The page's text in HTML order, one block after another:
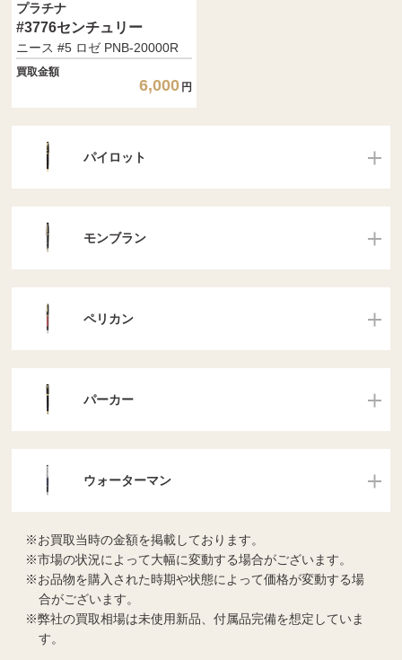
プラチナ
#3776センチュリー
ニース #5 ロゼ PNB-20000R
買取金額
6,000 円
パイロット
モンブラン
ペリカン
パーカー
ウォーターマン
お買取当時の金額を掲載しております。
市場の状況によって大幅に変動する場合がございます。
お品物を購入された時期や状態によって価格が変動する場
合がございます。
弊社の買取相場は未使用新品、付属品完備を想定していま
す。